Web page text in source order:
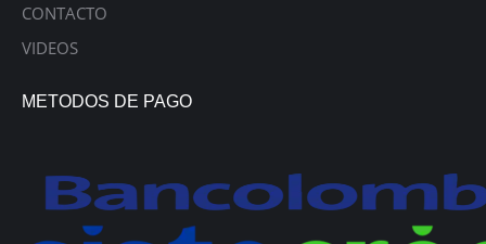
CONTACTO
VIDEOS
METODOS DE PAGO